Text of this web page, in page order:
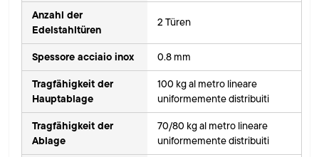
Anzahl der
Edelstahltüren
2 Türen
Spessore acciaio inox 0.8 mm
Tragfähigkeit der
Hauptablage
100 kg al metro lineare
uniformemente distribuiti
Tragfähigkeit der
Ablage
70/80 kg al metro lineare
uniformemente distribuiti